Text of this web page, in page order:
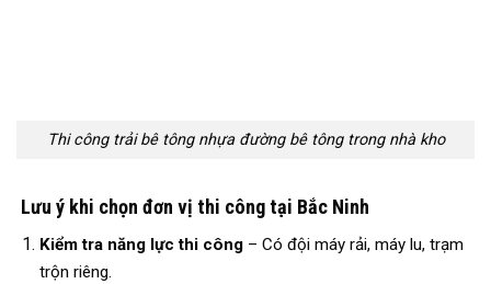
Thi công trải bê tông nhựa đường bê tông trong nhà kho
Lưu ý khi chọn đơn vị thi công tại Bắc Ninh
Kiểm tra năng lực thi công– Có đội máy rải, máy lu, trạm
trộn riêng.